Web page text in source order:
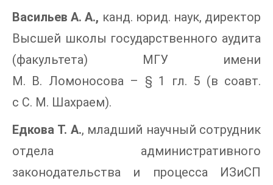
Васильев А. А., канд. юрид. наук, директор
Высшей школы государственного аудита
(факультета) МГУ имени
М. В. Ломоносова – § 1 гл. 5 (в соавт.
с С. М. Шахраем).
Едкова Т. А., младший научный сотрудник
отдела административного
законодательства и процесса ИЗиСП